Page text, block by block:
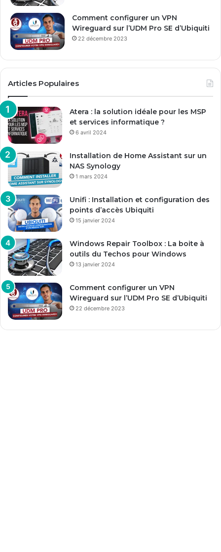
Comment configurer un VPN
Wireguard sur l’UDM Pro SE d’Ubiquiti
22 décembre 2023
Articles Populaires
Atera : la solution idéale pour les MSP
et services informatique ?
6 avril 2024
Installation de Home Assistant sur un
NAS Synology
1 mars 2024
Unifi : Installation et configuration des
points d’accès Ubiquiti
15 janvier 2024
Windows Repair Toolbox : La boite à
outils du Techos pour Windows
13 janvier 2024
Comment configurer un VPN
Wireguard sur l’UDM Pro SE d’Ubiquiti
22 décembre 2023